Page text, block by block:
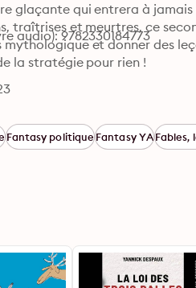
glaçante qui entrera à
traîtrises et meurtres, ce
et donner des
la stratégie pour rien !
audio): 9782330184773
Fantasy politiqueFantasy YAFables,